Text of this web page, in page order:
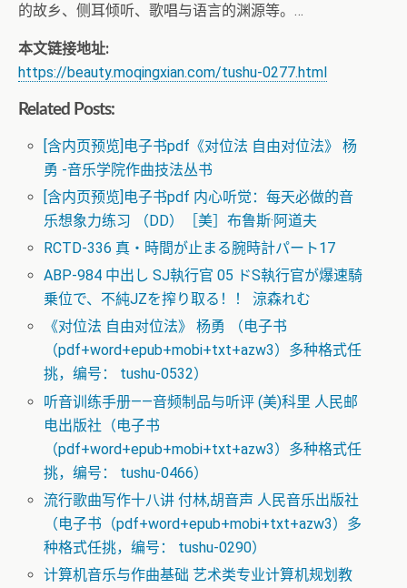
的故乡、侧耳倾听、歌唱与语言的渊源等。…
本文链接地址:
https://beauty.moqingxian.com/tushu-0277.html
Related Posts:
[含内页预览]电子书pdf《对位法 自由对位法》 杨
勇 -音乐学院作曲技法丛书
[含内页预览]电子书pdf 内心听觉：每天必做的音
乐想象力练习 （DD）［美］布鲁斯·阿道夫
RCTD-336 真・時間が止まる腕時計パート17
ABP-984 中出し SJ執行官 05 ドS執行官が爆速騎
乗位で、不純JZを搾り取る！！ 涼森れむ
《对位法 自由对位法》 杨勇 （电子书
（pdf+word+epub+mobi+txt+azw3）多种格式任
挑，编号： tushu-0532）
听音训练手册——音频制品与听评 (美)科里 人民邮
电出版社（电子书
（pdf+word+epub+mobi+txt+azw3）多种格式任
挑，编号： tushu-0466）
流行歌曲写作十八讲 付林,胡音声 人民音乐出版社
（电子书（pdf+word+epub+mobi+txt+azw3）多
种格式任挑，编号： tushu-0290）
计算机音乐与作曲基础 艺术类专业计算机规划教